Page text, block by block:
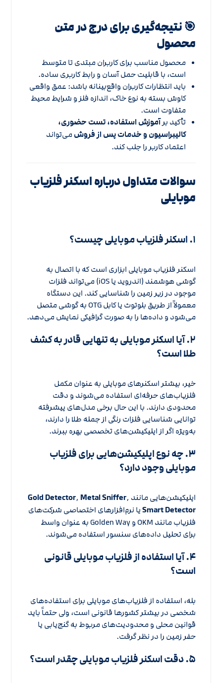
🎯 نتیجه‌گیری برای درج در متن
محصول
محصول مناسب برای کاربران مبتدی تا متوسط
است، با قابلیت حمل آسان و رابط کاربری ساده.
باید انتظارات کاربران واقع‌بینانه باشد: عمق واقعی
کاوش بسته به نوع خاک، اندازه فلز و شرایط محیط
متفاوت است.
تأکید برآموزش استفاده، تست حضوری،
کالیبراسیون و خدمات پس از فروش می‌تواند
اعتماد کاربر را جلب کند.
سوالات متداول درباره اسکنر فلزیاب
موبایلی
۱. اسکنر فلزیاب موبایلی چیست؟
اسکنر فلزیاب موبایلی ابزاری است که با اتصال به
گوشی هوشمند (اندروید یا iOS) می‌تواند فلزات
موجود در زیر زمین را شناسایی کند. این دستگاه
معمولاً از طریق بلوتوث یا کابل OTG به گوشی متصل
می‌شود و داده‌ها را به صورت گرافیکی نمایش می‌دهد.
۲. آیا اسکنر موبایلی به تنهایی قادر به کشف
طلا است؟
خیر، بیشتر اسکنرهای موبایلی به عنوان مکمل
فلزیاب‌های حرفه‌ای استفاده می‌شوند و دقت
محدودی دارند. با این حال برخی مدل‌های پیشرفته
توانایی شناسایی فلزات رنگی از جمله طلا را دارند،
به‌ویژه اگر از اپلیکیشن‌های تخصصی بهره ببرند.
۳. چه نوع اپلیکیشن‌هایی برای فلزیاب
موبایلی وجود دارد؟
اپلیکیشن‌هایی مانند Gold Detector, Metal Sniffer,
Smart Detectorیا نرم‌افزارهای اختصاصی شرکت‌های
فلزیاب مانند OKM و Golden Way به عنوان واسط
برای تحلیل داده‌های سنسور استفاده می‌شوند.
۴. آیا استفاده از فلزیاب موبایلی قانونی
است؟
بله، استفاده از فلزیاب‌های موبایلی برای استفاده‌های
شخصی در بیشتر کشورها قانونی است، ولی حتماً باید
قوانین محلی و محدودیت‌های مربوط به گنج‌یابی یا
حفر زمین را در نظر گرفت.
۵. دقت اسکنر فلزیاب موبایلی چقدر است؟